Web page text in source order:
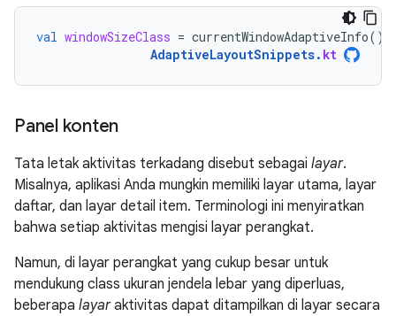
val windowSizeClass = currentWindowAdaptiveInfo().
AdaptiveLayoutSnippets. kt
Panel konten
Tata letak aktivitas terkadang disebut sebagai layar.
Misalnya, aplikasi Anda mungkin memiliki layar utama, layar
daftar, dan layar detail item. Terminologi ini menyiratkan
bahwa setiap aktivitas mengisi layar perangkat.
Namun, di layar perangkat yang cukup besar untuk
mendukung class ukuran jendela lebar yang diperluas,
beberapa layaraktivitas dapat ditampilkan di layar secara